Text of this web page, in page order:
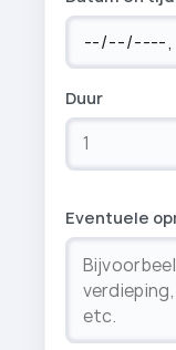
Duur
Eventuele